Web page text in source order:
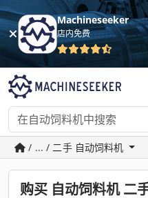
Machineseeker
店内免费
/ ... / 二手 自动饲料机
购买 自动饲料机 二